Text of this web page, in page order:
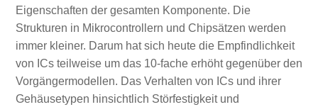
Eigenschaften der gesamten Komponente. Die
Strukturen in Mikrocontrollern und Chipsätzen werden
immer kleiner. Darum hat sich heute die Empfindlichkeit
von ICs teilweise um das 10-fache erhöht gegenüber den
Vorgängermodellen. Das Verhalten von ICs und ihrer
Gehäusetypen hinsichtlich Störfestigkeit und